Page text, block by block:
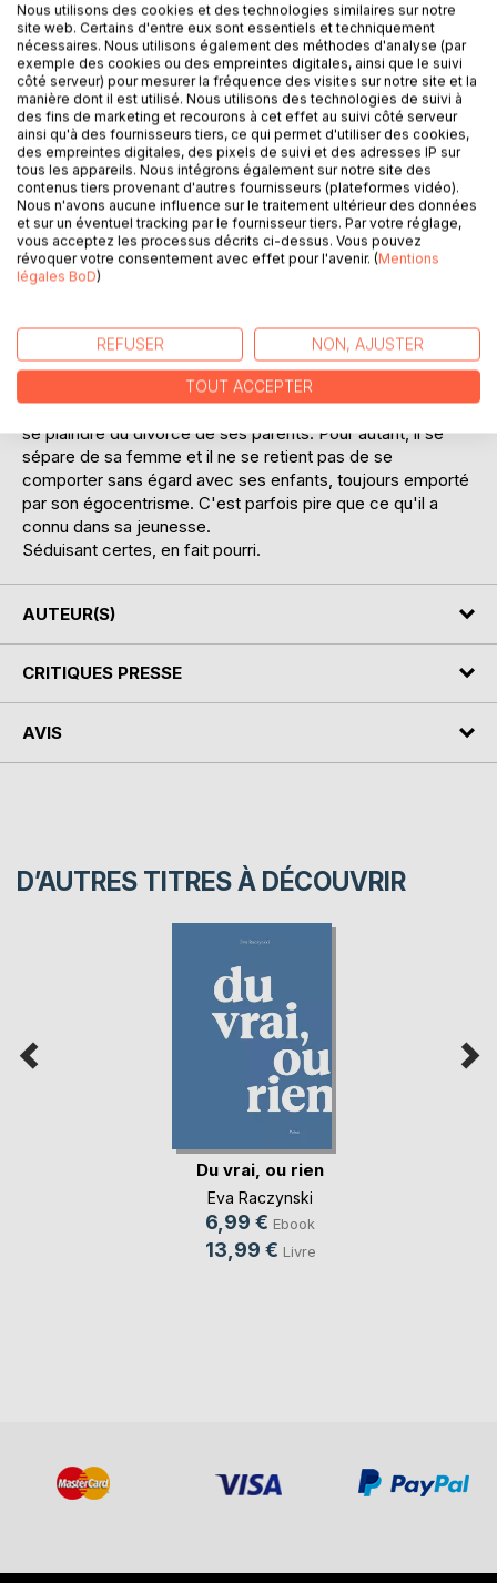
Ajouter à ma liste d'envies
Laisser un avis
DESCRIPTION
jugé fort sympathique. Toutefois, il se révèle assez imbu
de lui même et plutôt hâbleur. Quand on le connait mieux,on
découvre son formidable égoïsme.
Lorsqu'il évoque sa jeunesse, c'est, le plus souvent, pour
se plaindre du divorce de ses parents. Pour autant, il se
sépare de sa femme et il ne se retient pas de se
comporter sans égard avec ses enfants, toujours emporté
par son égocentrisme. C'est parfois pire que ce qu'il a
connu dans sa jeunesse.
Séduisant certes, en fait pourri.
AUTEUR(S)
CRITIQUES PRESSE
AVIS
D’AUTRES TITRES À DÉCOUVRIR
Du vrai, ou rien
Eva Raczynski
6,99 € Ebook
13,99 € Livre
Nous utilisons des cookies et des technologies similaires sur notre
site web. Certains d'entre eux sont essentiels et techniquement
nécessaires. Nous utilisons également des méthodes d'analyse (par
exemple des cookies ou des empreintes digitales, ainsi que le suivi
côté serveur) pour mesurer la fréquence des visites sur notre site et la
manière dont il est utilisé. Nous utilisons des technologies de suivi à
des fins de marketing et recourons à cet effet au suivi côté serveur
ainsi qu'à des fournisseurs tiers, ce qui permet d'utiliser des cookies,
des empreintes digitales, des pixels de suivi et des adresses IP sur
tous les appareils. Nous intégrons également sur notre site des
contenus tiers provenant d'autres fournisseurs (plateformes vidéo).
Nous n'avons aucune influence sur le traitement ultérieur des données
et sur un éventuel tracking par le fournisseur tiers. Par votre réglage,
vous acceptez les processus décrits ci-dessus. Vous pouvez
révoquer votre consentement avec effet pour l'avenir. (Mentions
légales BoD)
REFUSER NON, AJUSTER
TOUT ACCEPTER